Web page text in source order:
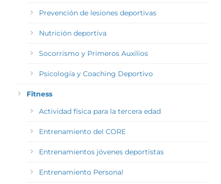
Prevención de lesiones deportivas
Nutrición deportiva
Socorrismo y Primeros Auxilios
Psicología y Coaching Deportivo
Fitness
Actividad física para la tercera edad
Entrenamiento del CORE
Entrenamientos jóvenes deportistas
Entrenamiento Personal